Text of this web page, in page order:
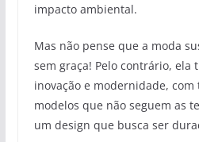
impacto ambiental.
Mas não pense que a moda
sem graça! Pelo contrário, ela
inovação e modernidade, com
modelos que não seguem as
um design que busca ser